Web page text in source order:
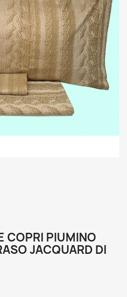
COPRI PIUMINO
JACQUARD DI